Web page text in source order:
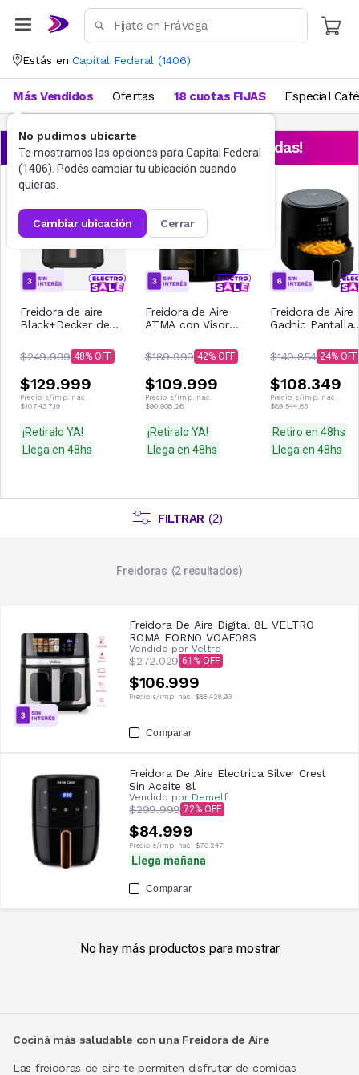
Estás en Capital Federal (1406)
No pudimos ubicarte
Te mostramos las opciones para Capital Federal
(1406). Podés cambiar tu ubicación cuando
quieras.
cambiar ubicación cerrar
Más Vendidos Ofertas 18 cuotas FIJAS Especial Café
¡Aprovechá las ofertas destacadas!
Freidora de aire
Black+Decker de
1BDAR
$249.999 48
$129.999
Precio s/imp. nac.
$107.437,19
¡Retiralo YA!
Llega en 48hs
Freidora de Aire
ATMA con Visor
Negro
$189.999 42
$109.999
Precio s/imp. nac.
$90.908,26
¡Retiralo YA!
Llega en 48hs
Freidora de Aire
Gadnic Pantalla
litros
$140.854 24
$108.349
Precio s/imp. nac.
$89.544,63
Retiro en 48hs
Llega en 48hs
FILTRAR (2)
Freidoras 2 resultados
Freidora De Aire Digital 8L VELTRO
ROMA FORNO VOAF08S
Vendido por Veltro
$272.029 61
$106.999
Precio s/imp. nac. $88.428,93
Comparar
Freidora De Aire Electrica Silver Crest
Sin Aceite 8l
Vendido por Demelf
$299.999 72
$84.999
Precio s/imp. nac. $70.247
Llega mañana
Comparar
No hay más productos para mostrar
Cociná más saludable con una Freidora de Aire
Las freidoras de aire te permiten disfrutar de comidas